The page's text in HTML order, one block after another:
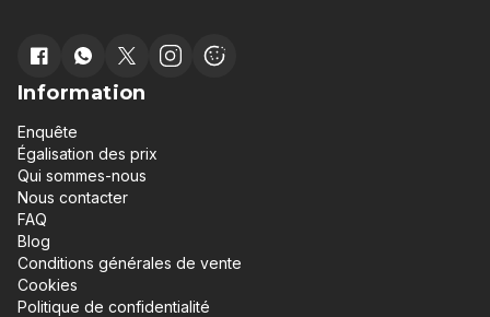
Information
Enquête
Égalisation des prix
Qui sommes-nous
Nous contacter
FAQ
Blog
Conditions générales de vente
Cookies
Politique de confidentialité